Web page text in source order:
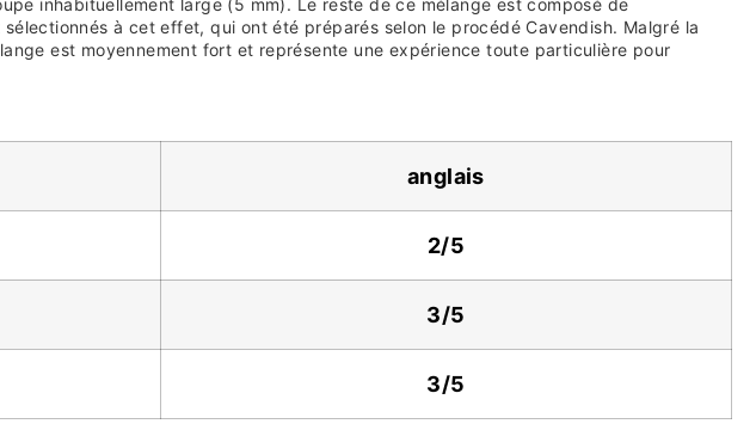
inhabituellement large (5 mm). Le reste de ce mélange est composé de
à cet effet, qui ont été préparés selon le procédé Cavendish. Malgré la
est moyennement fort et représente une expérience toute particulière pour
anglais
2/5
3/5
3/5